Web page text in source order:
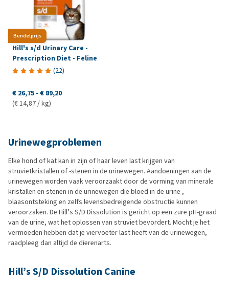
Bundelprijs
Hill's s/d Urinary Care -
Prescription Diet - Feline
(22)
€ 26,75 - € 89,20
(€ 14,87 / kg)
Urinewegproblemen
Elke hond of kat kan in zijn of haar leven last krijgen van
struvietkristallen of -stenen in de urinewegen. Aandoeningen aan de
urinewegen worden vaak veroorzaakt door de vorming van minerale
kristallen en stenen in de urinewegen die bloed in de urine ,
blaasontsteking en zelfs levensbedreigende obstructie kunnen
veroorzaken. De Hill’s S/D Dissolution is gericht op een zure pH-graad
van de urine, wat het oplossen van struviet bevordert. Mocht je het
vermoeden hebben dat je viervoeter last heeft van de urinewegen,
raadpleeg dan altijd de dierenarts.
Hill’s S/D Dissolution Canine